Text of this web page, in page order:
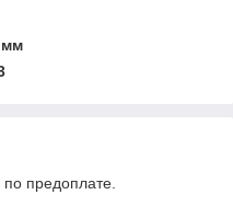
мм
по предоплате.